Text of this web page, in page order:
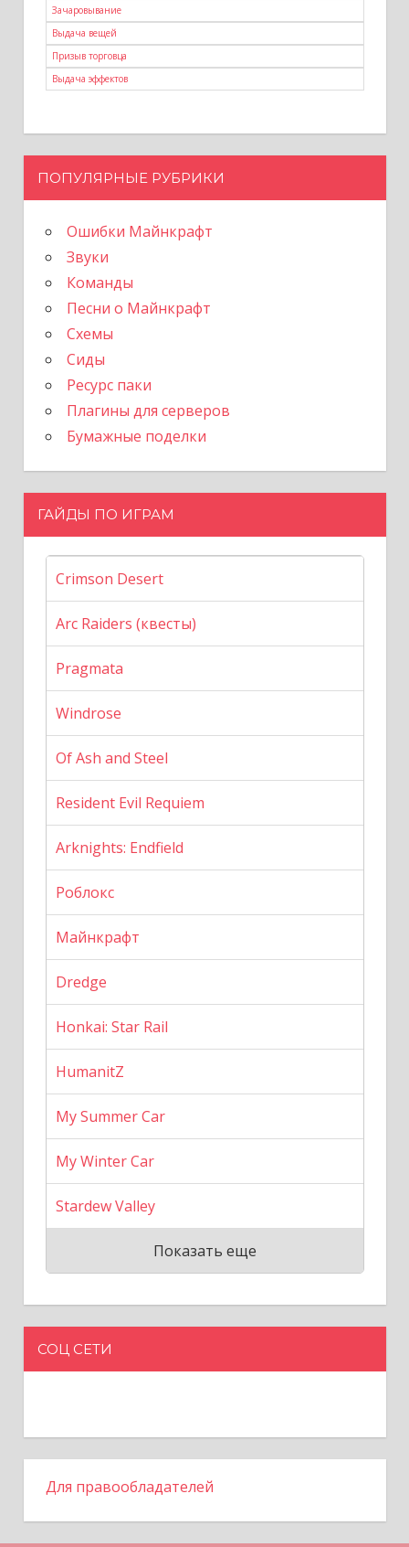
Зачаровывание
Выдача вещей
Призыв торговца
Выдача эффектов
ПОПУЛЯРНЫЕ РУБРИКИ
Ошибки Майнкрафт
Звуки
Команды
Песни о Майнкрафт
Схемы
Сиды
Ресурс паки
Плагины для серверов
Бумажные поделки
ГАЙДЫ ПО ИГРАМ
Crimson Desert
Arc Raiders (квесты)
Pragmata
Windrose
Of Ash and Steel
Resident Evil Requiem
Arknights: Endfield
Роблокс
Майнкрафт
Dredge
Honkai: Star Rail
HumanitZ
My Summer Car
My Winter Car
Stardew Valley
Показать еще
СОЦ СЕТИ
Для правообладателей